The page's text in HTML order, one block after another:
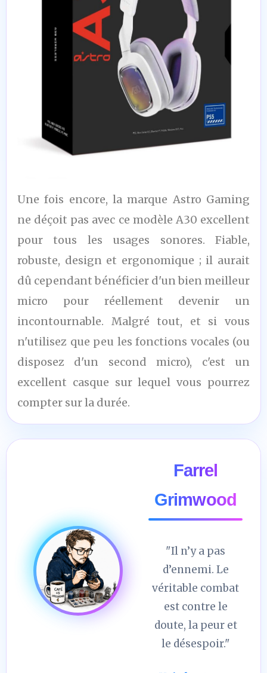
8,5
/10
Une fois encore, la marque Astro Gaming
ne déçoit pas avec ce modèle A30 excellent
pour tous les usages sonores. Fiable,
robuste, design et ergonomique ; il aurait
dû cependant bénéficier d'un bien meilleur
micro pour réellement devenir un
incontournable. Malgré tout, et si vous
n'utilisez que peu les fonctions vocales (ou
disposez d'un second micro), c'est un
excellent casque sur lequel vous pourrez
compter sur la durée.
Farrel
Grimwood
"Il n’y a pas
d’ennemi. Le
véritable combat
est contre le
doute, la peur et
le désespoir."